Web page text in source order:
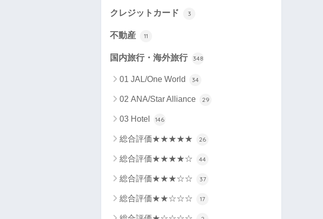
クレジットカード 3
不動産 11
国内旅行・海外旅行 348
01 JAL/One World 34
02 ANA/Star Alliance 29
03 Hotel 146
総合評価★★★★★ 26
総合評価★★★★☆ 44
総合評価★★★☆☆ 37
総合評価★★☆☆☆ 17